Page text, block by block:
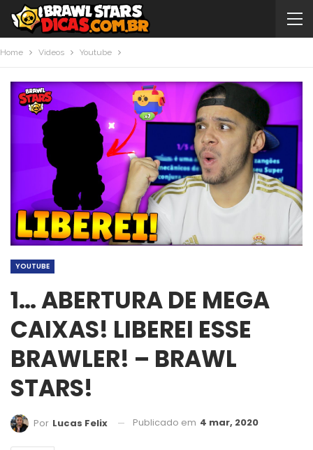
Home Videos Youtube
YOUTUBE
1… ABERTURA DE MEGA
CAIXAS! LIBEREI ESSE
BRAWLER! – BRAWL
STARS!
Por Lucas Felix Publicado em 4 mar, 2020